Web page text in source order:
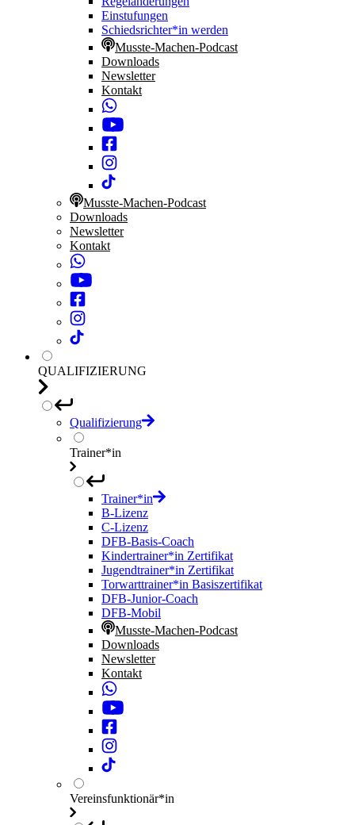
Einstufungen
Schiedsrichter*in werden
Musste-Machen-Podcast
Downloads
Newsletter
Kontakt
Musste-Machen-Podcast
Downloads
Newsletter
Kontakt
QUALIFIZIERUNG
Qualifizierung
Trainer*in
Trainer*in
B-Lizenz
C-Lizenz
DFB-Basis-Coach
Kindertrainer*in Zertifikat
Jugendtrainer*in Zertifikat
Torwarttrainer*in Basiszertifikat
DFB-Junior-Coach
DFB-Mobil
Musste-Machen-Podcast
Downloads
Newsletter
Kontakt
Vereinsfunktionär*in